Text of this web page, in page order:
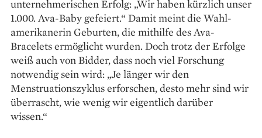
unternehmerischen Erfolg: „Wir haben kürzlich unser
1.000. Ava-Baby gefeiert.“ Damit meint die Wahl­
amerikanerin Geburten, die mithilfe des Ava-
Bracelets ermöglicht wurden. Doch trotz der Erfolge
weiß auch von Bidder, dass noch viel Forschung
notwendig sein wird: „Je länger wir den
Menstruationszyklus erforschen, desto mehr sind wir
überrascht, wie wenig wir eigentlich darüber
wissen.“